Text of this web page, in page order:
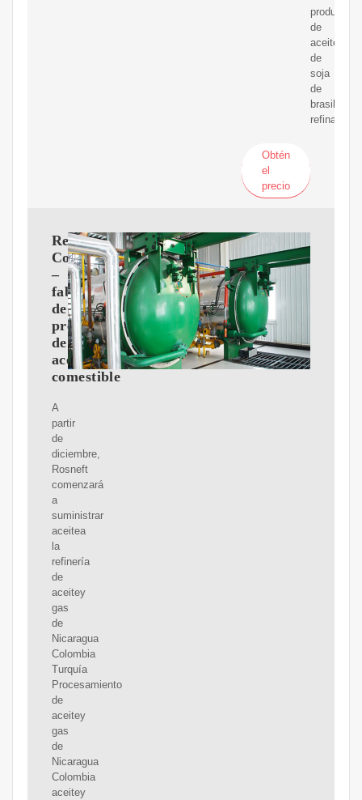
productos
de
aceite
de
soja
de
brasil
refinado.
Obtén
el
precio
Refinería
Colombia
–
fabricante
de
prensas
de
aceite
comestible
A
partir
de
diciembre,
Rosneft
comenzará
a
suministrar
aceitea
la
refinería
de
aceitey
gas
de
Nicaragua
Colombia
Turquía
Procesamiento
de
aceitey
gas
de
Nicaragua
Colombia
aceitey